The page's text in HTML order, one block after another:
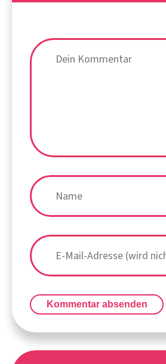
Kommentar absenden